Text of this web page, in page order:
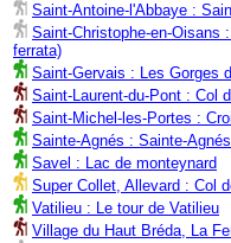
Saint-Antoine-l'Abbaye :
Saint-Christophe-en-Oisans
ferrata)
Saint-Gervais : Les Gorges
Saint-Laurent-du-Pont : Col
Saint-Michel-les-Portes :
Sainte-Agnés : Sainte-Agnés
Savel : Lac de monteynard
Super Collet, Allevard : Col
Vatilieu : Le tour de Vatilieu
Village du Haut Bréda, La